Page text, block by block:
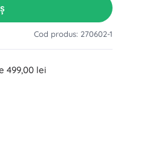
Cod produs: 270602-1
499,00 lei